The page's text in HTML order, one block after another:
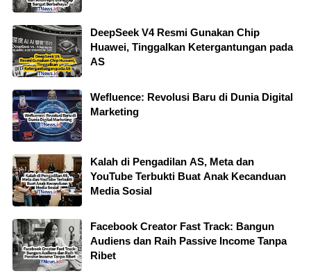
DeepSeek V4 Resmi Gunakan Chip
Huawei, Tinggalkan Ketergantungan pada
AS
Wefluence: Revolusi Baru di Dunia Digital
Marketing
Kalah di Pengadilan AS, Meta dan
YouTube Terbukti Buat Anak Kecanduan
Media Sosial
Facebook Creator Fast Track: Bangun
Audiens dan Raih Passive Income Tanpa
Ribet